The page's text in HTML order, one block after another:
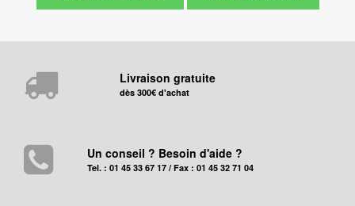
Livraison gratuite
dès 300€ d'achat
Un conseil ? Besoin d'aide ?
Tel. : 01 45 33 67 17 / Fax : 01 45 32 71 04